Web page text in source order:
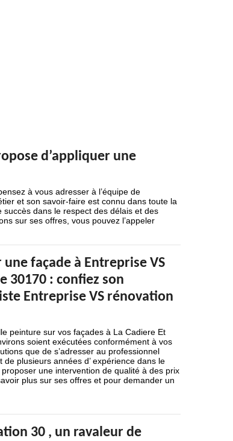
d’appliquer une
à vous adresser à l’équipe de
et son savoir-faire est connu dans toute la
dans le respect des délais et des
sur ses offres, vous pouvez l’appeler
façade à Entreprise VS
30170 : confiez son
Entreprise VS rénovation
peinture sur vos façades à La Cadiere Et
soient exécutées conformément à vos
que de s’adresser au professionnel
plusieurs années d’ expérience dans le
une intervention de qualité à des prix
plus sur ses offres et pour demander un
30 , un ravaleur de